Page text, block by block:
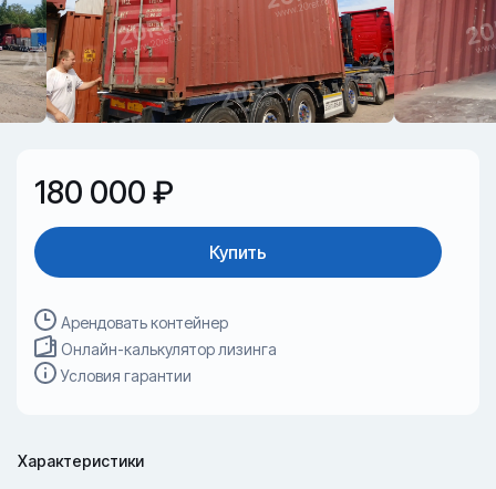
180 000 ₽
Купить
Арендовать контейнер
Онлайн-калькулятор лизинга
Условия гарантии
Характеристики